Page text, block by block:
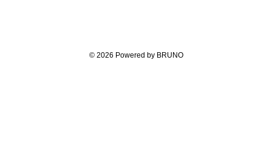
© 2026 Powered by BRUNO